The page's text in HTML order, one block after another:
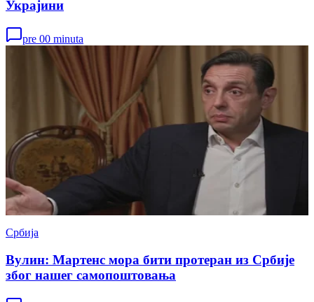
Украјини
pre 00 minuta
Србија
Вулин: Мартенс мора бити протеран из Србије
због нашег самопоштовања